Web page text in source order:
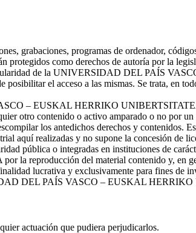
grabaciones, programas de ordenador,
como derechos de autoría por la
de la UNIVERSIDAD DEL PAÍS
el acceso a las mismas. Se trata, en
– EUSKAL HERRIKO
otro contenido o activo amparado o no por
los antedichos derechos y contenidos.
aquí realizadas y no supone la concesión de
pública o integradas en instituciones de
del material contenido y, en
lucrativa y exclusivamente para fines de
DEL PAÍS VASCO – EUSKAL
actuación que pudiera perjudicarlos.